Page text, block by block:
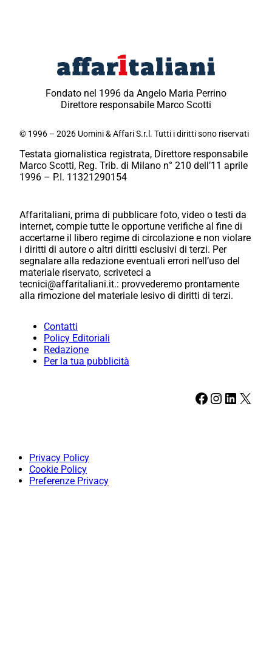
Fondato nel 1996 da Angelo Maria Perrino
Direttore responsabile Marco Scotti
© 1996 – 2026 Uomini & Affari S.r.l. Tutti i diritti sono riservati
Testata giornalistica registrata, Direttore responsabile
Marco Scotti, Reg. Trib. di Milano n° 210 dell’11 aprile
1996 – P.I. 11321290154
Affaritaliani, prima di pubblicare foto, video o testi da
internet, compie tutte le opportune verifiche al fine di
accertarne il libero regime di circolazione e non violare
i diritti di autore o altri diritti esclusivi di terzi. Per
segnalare alla redazione eventuali errori nell’uso del
materiale riservato, scriveteci a
tecnici@affaritaliani.it.: provvederemo prontamente
alla rimozione del materiale lesivo di diritti di terzi.
Contatti
Policy Editoriali
Redazione
Per la tua pubblicità
Facebook Instagram LinkedIn X
Privacy Policy
Cookie Policy
Preferenze Privacy